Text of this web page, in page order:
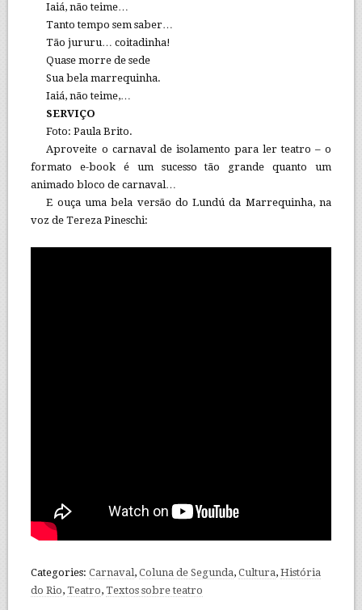
Iaiá, não teime…
Tanto tempo sem saber…
Tão jururu… coitadinha!
Quase morre de sede
Sua bela marrequinha.
Iaiá, não teime,…
SERVIÇO
Foto: Paula Brito.
Aproveite o carnaval de isolamento para ler teatro – o
formato e-book é um sucesso tão grande quanto um
animado bloco de carnaval…
E ouça uma bela versão do Lundú da Marrequinha, na
voz de Tereza Pineschi:
Categories: Carnaval, Coluna de Segunda, Cultura, História
do Rio, Teatro, Textos sobre teatro